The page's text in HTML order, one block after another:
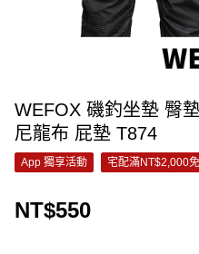
WEFOX 磯釣坐墊 臀
尼龍布 屁墊 T874
App 獨享活動 宅配滿NT$2,000
NT$550